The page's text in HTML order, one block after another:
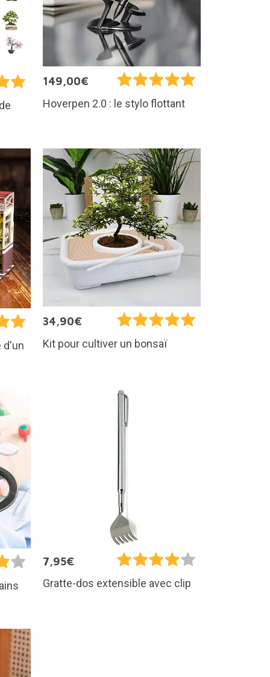
149,00€
Hoverpen 2.0 : le stylo flottant
d'un
34,90€
Kit pour cultiver un bonsaï
7,95€
Gratte-dos extensible avec clip